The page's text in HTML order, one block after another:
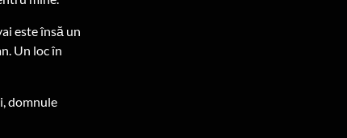
este însă un
Un loc în
domnule